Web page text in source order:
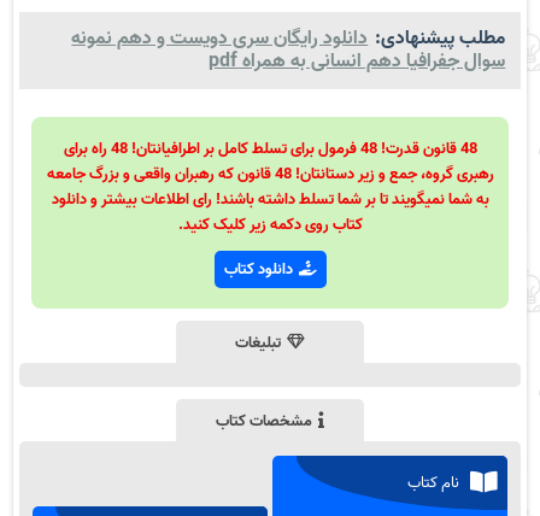
مطلب پیشنهادی: دانلود رایگان سری دویست و دهم نمونه
سوال جفرافیا دهم انسانی به همراه pdf
48 قانون قدرت! 48 فرمول برای تسلط کامل بر اطرافیانتان! 48 راه برای
رهبری گروه، جمع و زیر دستانتان! 48 قانون که رهبران واقعی و بزرگ جامعه
به شما نمیگویند تا بر شما تسلط داشته باشند! رای اطلاعات بیشتر و دانلود
کتاب روی دکمه زیر کلیک کنید.
دانلود کتاب
تبلیغات
مشخصات کتاب
نام کتاب